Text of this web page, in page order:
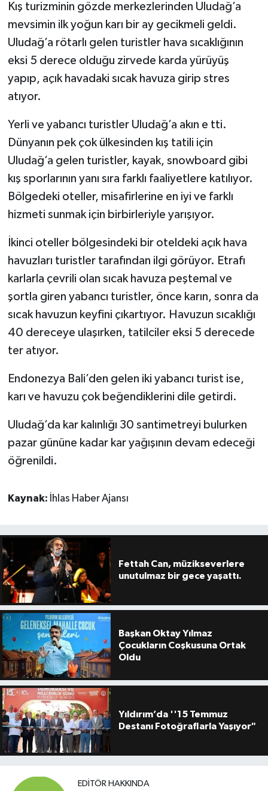
Kış turizminin gözde merkezlerinden Uludağ’a
mevsimin ilk yoğun karı bir ay gecikmeli geldi.
Uludağ’a rötarlı gelen turistler hava sıcaklığının
eksi 5 derece olduğu zirvede karda yürüyüş
yapıp, açık havadaki sıcak havuza girip stres
atıyor.
Yerli ve yabancı turistler Uludağ’a akın e tti.
Dünyanın pek çok ülkesinden kış tatili için
Uludağ’a gelen turistler, kayak, snowboard gibi
kış sporlarının yanı sıra farklı faaliyetlere katılıyor.
Bölgedeki oteller, misafirlerine en iyi ve farklı
hizmeti sunmak için birbirleriyle yarışıyor.
İkinci oteller bölgesindeki bir oteldeki açık hava
havuzları turistler tarafından ilgi görüyor. Etrafı
karlarla çevrili olan sıcak havuza peştemal ve
şortla giren yabancı turistler, önce karın, sonra da
sıcak havuzun keyfini çıkartıyor. Havuzun sıcaklığı
40 dereceye ulaşırken, tatilciler eksi 5 derecede
ter atıyor.
Endonezya Bali’den gelen iki yabancı turist ise,
karı ve havuzu çok beğendiklerini dile getirdi.
Uludağ’da kar kalınlığı 30 santimetreyi bulurken
pazar gününe kadar kar yağışının devam edeceği
öğrenildi.
Kaynak: İhlas Haber Ajansı
Fettah Can, müzikseverlere
unutulmaz bir gece yaşattı.
Başkan Oktay Yılmaz
Çocukların Coşkusuna Ortak
Oldu
Yıldırım’da ''15 Temmuz
Destanı Fotoğraflarla Yaşıyor"
EDITÖR HAKKINDA